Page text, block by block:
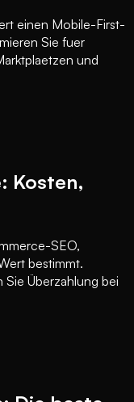
einen Mobile-First-
Sie fuer
und
Kosten,
SEO,
bestimmt.
Überzahlung bei